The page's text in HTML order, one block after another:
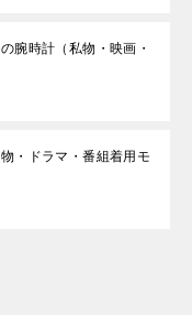
腕時計（私物・映画・
・ドラマ・番組着用モ